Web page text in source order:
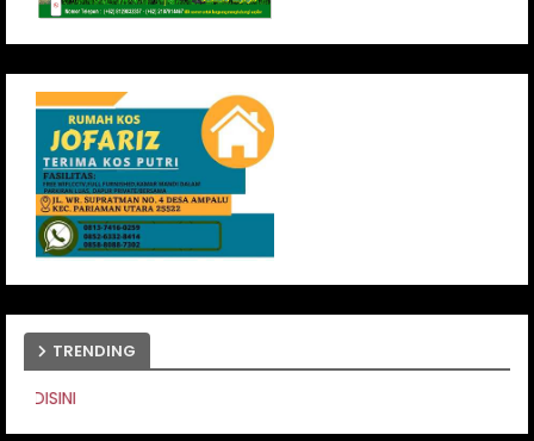
TRENDING